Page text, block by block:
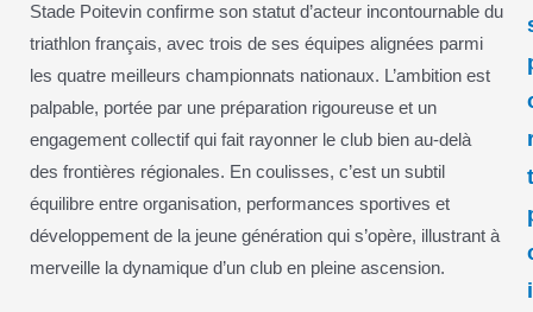
Stade Poitevin confirme son statut d’acteur incontournable du
triathlon français, avec trois de ses équipes alignées parmi
les quatre meilleurs championnats nationaux. L’ambition est
palpable, portée par une préparation rigoureuse et un
engagement collectif qui fait rayonner le club bien au-delà
des frontières régionales. En coulisses, c’est un subtil
équilibre entre organisation, performances sportives et
développement de la jeune génération qui s’opère, illustrant à
merveille la dynamique d’un club en pleine ascension.